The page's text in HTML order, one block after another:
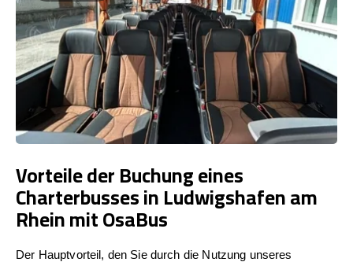
Vorteile der Buchung eines
Charterbusses in Ludwigshafen am
Rhein mit OsaBus
Der Hauptvorteil, den Sie durch die Nutzung unseres